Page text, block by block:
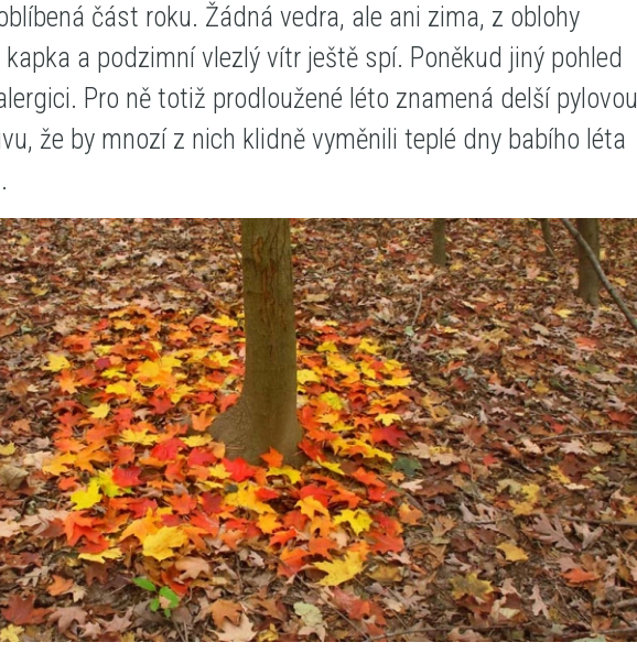
část roku. Žádná vedra, ale ani zima, z oblohy
a podzimní vlezlý vítr ještě spí. Poněkud jiný pohled
Pro ně totiž prodloužené léto znamená delší pylovou
že by mnozí z nich klidně vyměnili teplé dny babího léta